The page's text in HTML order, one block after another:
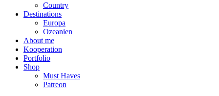
Country
Destinations
Europa
Ozeanien
About me
Kooperation
Portfolio
Shop
Must Haves
Patreon